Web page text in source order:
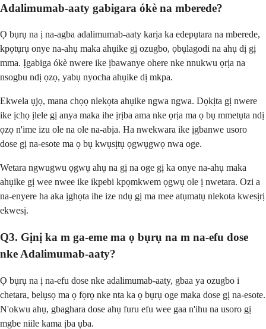
Adalimumab-aaty gabigara ókè na mberede?
Ọ bụrụ na ị na-agba adalimumab-aaty karịa ka edepụtara na mberede,
kpọtụrụ onye na-ahụ maka ahụike gị ozugbo, ọbụlagodi na ahụ dị gị
mma. Ịgabiga ókè nwere ike ịbawanye ohere nke nnukwu ọrịa na
nsogbu ndị ọzọ, yabụ nyocha ahụike dị mkpa.
Ekwela ụjọ, mana chọọ nlekọta ahụike ngwa ngwa. Dọkịta gị nwere
ike ịchọ ịlele gị anya maka ihe ịrịba ama nke ọrịa ma ọ bụ mmetụta ndị
ọzọ n'ime izu ole na ole na-abịa. Ha nwekwara ike ịgbanwe usoro
dose gị na-esote ma ọ bụ kwụsịtụ ọgwụgwọ nwa oge.
Wetara ngwugwu ọgwụ ahụ na gị na oge gị ka onye na-ahụ maka
ahụike gị wee nwee ike ikpebi kpọmkwem ọgwụ ole ị nwetara. Ozi a
na-enyere ha aka ịghọta ihe ize ndụ gị ma mee atụmatụ nlekota kwesịrị
ekwesị.
Q3. Gịnị ka m ga-eme ma ọ bụrụ na m na-efu dose
nke Adalimumab-aaty?
Ọ bụrụ na ị na-efu dose nke adalimumab-aaty, gbaa ya ozugbo i
chetara, belụsọ ma ọ fọrọ nke nta ka ọ bụrụ oge maka dose gị na-esote.
N'okwu ahụ, gbaghara dose ahụ furu efu wee gaa n'ihu na usoro gị
mgbe niile kama ịba ụba.